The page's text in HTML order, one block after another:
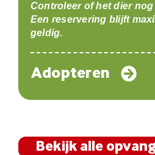
Controleer of het dier
Een reservering blijft
geldig.
Adopteren
Bekijk alle